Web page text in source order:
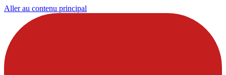
Aller au contenu principal